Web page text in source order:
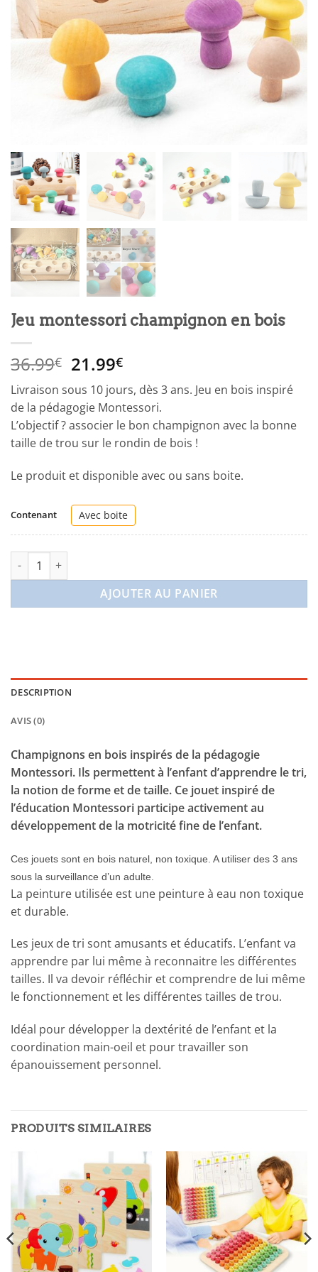
Jeu montessori champignon en bois
36.99€ Le
prix
initial
était :
36.99€.
21.99€Le
prix
actuel
est :
21.99€.
Livraison sous 10 jours, dès 3 ans. Jeu en bois inspiré
de la pédagogie Montessori.
L’objectif ? associer le bon champignon avec la bonne
taille de trou sur le rondin de bois !
Le produit et disponible avec ou sans boite.
Contenant Avec boite
quantité de Jeu montessori champignon en bois
AJOUTER AU PANIER
DESCRIPTION
AVIS (0)
Champignons en bois inspirés de la pédagogie
Montessori. Ils permettent à l’enfant d’apprendre le tri,
la notion de forme et de taille. Ce jouet inspiré de
l’éducation Montessori participe activement au
développement de la motricité fine de l’enfant.
Ces jouets sont en bois naturel, non toxique. A utiliser des 3 ans
sous la surveillance d’un adulte.
La peinture utilisée est une peinture à eau non toxique
et durable.
Les jeux de tri sont amusants et éducatifs. L’enfant va
apprendre par lui même à reconnaitre les différentes
tailles. Il va devoir réfléchir et comprendre de lui même
le fonctionnement et les différentes tailles de trou.
Idéal pour développer la dextérité de l’enfant et la
coordination main-oeil et pour travailler son
épanouissement personnel.
PRODUITS SIMILAIRES